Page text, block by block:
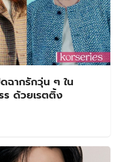
ฉากรักวุ่น ๆ ใน
ด้วยเรตติ้ง